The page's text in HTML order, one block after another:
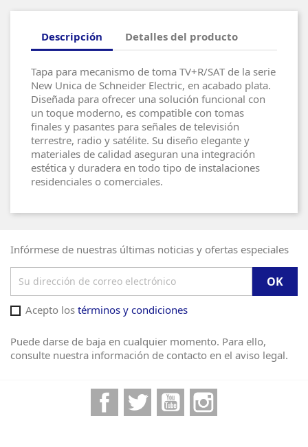
Descripción Detalles del producto
Tapa para mecanismo de toma TV+R/SAT de la serie
New Unica de Schneider Electric, en acabado plata.
Diseñada para ofrecer una solución funcional con
un toque moderno, es compatible con tomas
finales y pasantes para señales de televisión
terrestre, radio y satélite. Su diseño elegante y
materiales de calidad aseguran una integración
estética y duradera en todo tipo de instalaciones
residenciales o comerciales.
Infórmese de nuestras últimas noticias y ofertas especiales
Acepto los términos y condiciones
Puede darse de baja en cualquier momento. Para ello,
consulte nuestra información de contacto en el aviso legal.
FacebookTwitter YouTube